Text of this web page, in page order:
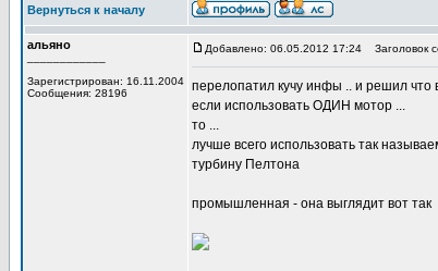
Вернуться к началу
альяно
Зарегистрирован: 16.11.2004
Сообщения: 28196
Добавлено: 06.05.2012 17:24 Заголовок
перелопатил кучу инфы .. и решил что
если использовать ОДИН мотор ...
то ...
лучше всего использовать так
турбину Пелтона
промышленная - она выглядит вот так